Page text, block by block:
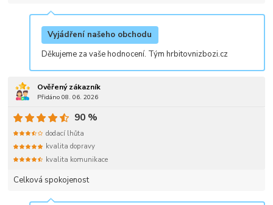
Vyjádření našeho obchodu
Děkujeme za vaše hodnocení. Tým hrbitovnizbozi.cz
Ověřený zákazník
Přidáno 08. 06. 2026
Celková spokojenost
90 %
dodací lhůta
kvalita dopravy
kvalita komunikace